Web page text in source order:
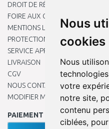
Nous
cookies
Nous
votre
notre site,
contenu
ciblées,
DROIT DE RÉTRACTATION
FOIRE AUX QUESTIONS
MENTIONS LÉGALES
PROTECTION DES DONNÉES
SERVICE APRÈS-VENTE
LIVRAISON
CGV
NOUS CONTACTER
MODIFIER MES PRÉFÉRENCES
PAIEMENT EN LIGNE